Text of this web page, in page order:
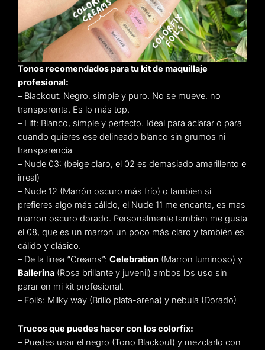
Tonos recomendados para tu kit de maquillaje
profesional:
– Blackout: Negro, simple y puro. No se mueve, no
transparenta. Es lo más top.
– Lift: Blanco, simple y perfecto. Ideal para aclarar o para
cuando quieres ese delineado blanco sin grumos ni
transparencia
– Nude 03: (beige claro, el 02 es demasiado amarillento e
irreal)
– Nude 12 (Marrón oscuro más frío) o tambien si
prefieres algo más cálido, el Nude 11 me encanta, es mas
marron oscuro dorado. Personalmente tambien me gusta
el 08, que es un marron un poco más claro y también es
cálido y clásico.
– De la linea “Creams”: Celebration (Marron luminoso) y
Ballerina (Rosa brillante y juvenil) ambos los uso sin
parar en mi kit profesional.
– Foils: Milky way (Brillo plata-arena) y nebula (Dorado)
Trucos que puedes hacer con los colorfix:
– Puedes usar el negro (Tono Blackout) y mezclarlo con